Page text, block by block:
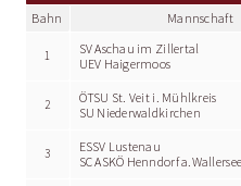
Bahn Mannschaft
1
SV Aschau im Zillertal
UEV Haigermoos
2
ÖTSU St. Veit i. Mühlkreis
SU Niederwaldkirchen
3
ESSV Lustenau
SC ASKÖ Henndorf a.Wallersee